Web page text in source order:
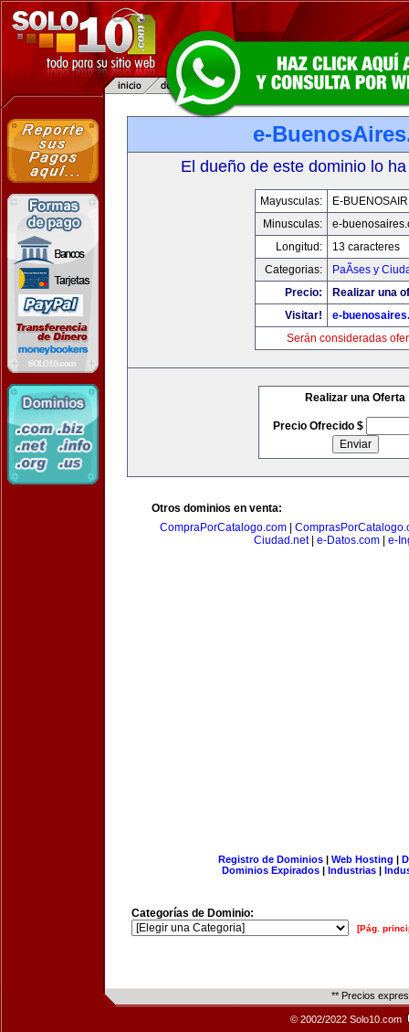
e-
El dueño de este dominio lo
Mayusculas:
E-
Minusculas:
e-
Longitud:
13 caracteres
Categorias:
PaÃ­ses y
Precio:
Realizar una
Visitar!
e-
Serán consideradas
Realizar una Oferta
Precio Ofrecido $
Otros dominios en venta:
CompraPorCatalogo.com|
Ciudad.net| e-Datos.com| e-
Registro de Dominios| Web Hosting |
Dominios Expirados | Industrias |
Categorías de Dominio:
[Pág.
** Precios
© 2002/2022 Solo10.com